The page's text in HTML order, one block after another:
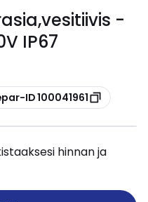
-
IP67
ID 100041961
hinnan ja